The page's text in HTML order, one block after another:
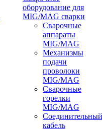
оборудование для
MIG/MAG сварки
Сварочные
аппараты
MIG/MAG
Механизмы
подачи
проволоки
MIG/MAG
Сварочные
горелки
MIG/MAG
Соединительный
кабель